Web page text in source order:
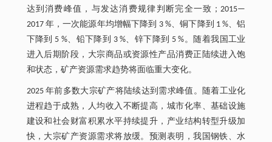
达到消费峰值，与发达消费规律判断完全一致；2015—
2017 年，一次能源年均增幅下降到 3 %、铜下降到 1 %、铝
下降到 5 %、铅下降到 3 %、锌下降到 5 %。随着我国工业
进入后期阶段，大宗商品或资源性产品消费正陆续进入饱
和状态，矿产资源需求趋势将面临重大变化。
2025 年前多数大宗矿产将陆续达到需求峰值。随着工业化
进程趋于成熟，人均收入不断提高，城市化率、基础设施
建设和社会财富积累水平持续提升，产业结构转型升级加
快，大宗矿产资源需求将放缓。预测表明，我国钢铁、水